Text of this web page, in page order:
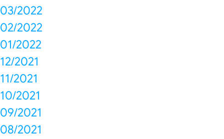
03/2022
02/2022
01/2022
12/2021
11/2021
10/2021
09/2021
08/2021